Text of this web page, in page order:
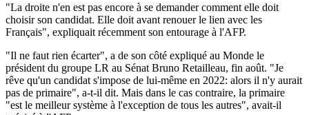
"La droite n'en est pas encore à se demander comment elle doit
choisir son candidat. Elle doit avant renouer le lien avec les
Français", expliquait récemment son entourage à l'AFP.
"Il ne faut rien écarter", a de son côté expliqué au Monde le
président du groupe LR au Sénat Bruno Retailleau, fin août. "Je
rêve qu'un candidat s'impose de lui-même en 2022: alors il n'y aurait
pas de primaire", a-t-il dit. Mais dans le cas contraire, la primaire
"est le meilleur système à l'exception de tous les autres", avait-il